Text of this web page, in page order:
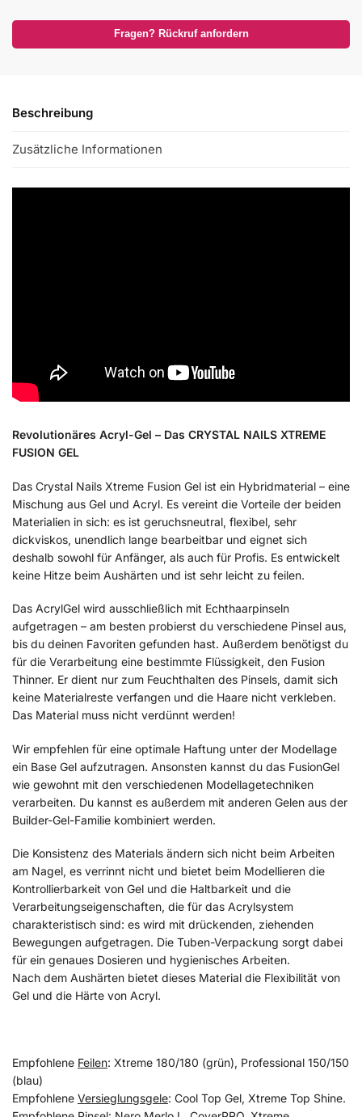
Fragen? Rückruf anfordern
Beschreibung
Zusätzliche Informationen
Revolutionäres Acryl-Gel – Das CRYSTAL NAILS XTREME
FUSION GEL
Das Crystal Nails Xtreme Fusion Gel ist ein Hybridmaterial – eine
Mischung aus Gel und Acryl. Es vereint die Vorteile der beiden
Materialien in sich: es ist geruchsneutral, flexibel, sehr
dickviskos, unendlich lange bearbeitbar und eignet sich
deshalb sowohl für Anfänger, als auch für Profis. Es entwickelt
keine Hitze beim Aushärten und ist sehr leicht zu feilen.
Das AcrylGel wird ausschließlich mit Echthaarpinseln
aufgetragen – am besten probierst du verschiedene Pinsel aus,
bis du deinen Favoriten gefunden hast. Außerdem benötigst du
für die Verarbeitung eine bestimmte Flüssigkeit, den Fusion
Thinner. Er dient nur zum Feuchthalten des Pinsels, damit sich
keine Materialreste verfangen und die Haare nicht verkleben.
Das Material muss nicht verdünnt werden!
Wir empfehlen für eine optimale Haftung unter der Modellage
ein Base Gel aufzutragen. Ansonsten kannst du das FusionGel
wie gewohnt mit den verschiedenen Modellagetechniken
verarbeiten. Du kannst es außerdem mit anderen Gelen aus der
Builder-Gel-Familie kombiniert werden.
Die Konsistenz des Materials ändern sich nicht beim Arbeiten
am Nagel, es verrinnt nicht und bietet beim Modellieren die
Kontrollierbarkeit von Gel und die Haltbarkeit und die
Verarbeitungseigenschaften, die für das Acrylsystem
charakteristisch sind: es wird mit drückenden, ziehenden
Bewegungen aufgetragen. Die Tuben-Verpackung sorgt dabei
für ein genaues Dosieren und hygienisches Arbeiten.
Nach dem Aushärten bietet dieses Material die Flexibilität von
Gel und die Härte von Acryl.
Empfohlene Feilen: Xtreme 180/180 (grün), Professional 150/150
(blau)
Empfohlene Versieglungsgele: Cool Top Gel, Xtreme Top Shine.